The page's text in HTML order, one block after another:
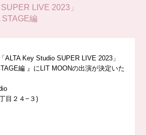
LIVE 2023」
編
ALTA Key Studio SUPER LIVE 2023」
編 』にLIT MOONの出演が決定いた
目２４−３)